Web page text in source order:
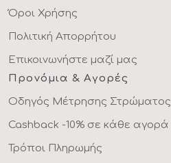
Όροι Χρήσης
Πολιτική Απορρήτου
Επικοινωνήστε μαζί μας
Προνόμια & Αγορές
Οδηγός Μέτρησης Στρώματος
Cashback -10% σε κάθε αγορά
Τρόποι Πληρωμής